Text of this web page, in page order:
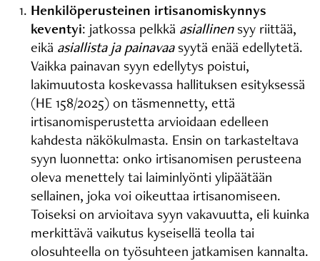
Henkilöperusteinen irtisanomiskynnys
keventyi: jatkossa pelkkä asiallinensyy riittää,
eikä asiallista ja painavaasyytä enää edellytetä.
Vaikka painavan syyn edellytys poistui,
lakimuutosta koskevassa hallituksen esityksessä
(HE 158/2025) on täsmennetty, että
irtisanomisperustetta arvioidaan edelleen
kahdesta näkökulmasta. Ensin on tarkasteltava
syyn luonnetta: onko irtisanomisen perusteena
oleva menettely tai laiminlyönti ylipäätään
sellainen, joka voi oikeuttaa irtisanomiseen.
Toiseksi on arvioitava syyn vakavuutta, eli kuinka
merkittävä vaikutus kyseisellä teolla tai
olosuhteella on työsuhteen jatkamisen kannalta.